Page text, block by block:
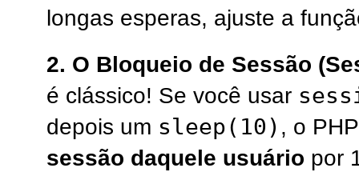
longas esperas, ajuste a
2. O Bloqueio de Sessão
é clássico! Se você usar
depois um sleep(10) , o
sessão daquele usuário por